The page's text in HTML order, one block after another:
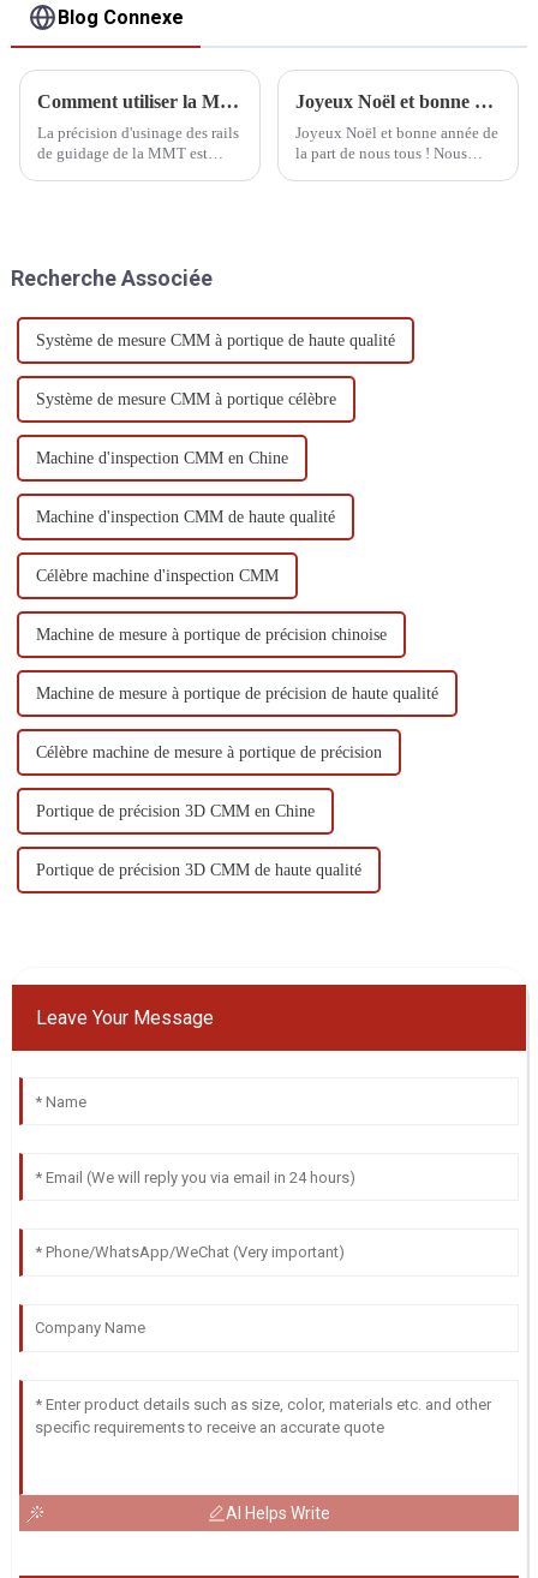
Blog Connexe
Comment utiliser la MMT avant de la démarrer
La précision d'usinage des rails
de guidage de la MMT est
à air.
Joyeux Noël et bonne année de la part de nous tous !
Joyeux Noël et bonne année de
la part de nous tous ! Nous
Recherche Associée
Système de mesure CMM à portique de haute qualité
Système de mesure CMM à portique célèbre
Machine d'inspection CMM en Chine
Machine d'inspection CMM de haute qualité
Célèbre machine d'inspection CMM
Machine de mesure à portique de précision chinoise
Machine de mesure à portique de précision de haute qualité
Célèbre machine de mesure à portique de précision
Portique de précision 3D CMM en Chine
Portique de précision 3D CMM de haute qualité
Leave Your Message
AI Helps Write